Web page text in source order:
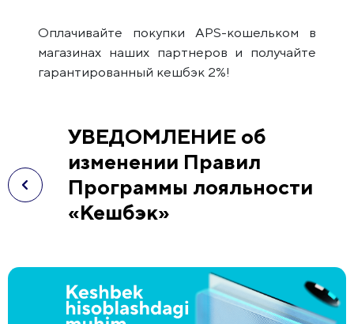
Оплачивайте покупки APS-кошельком в
магазинах наших партнеров и получайте
гарантированный кешбэк 2%!
УВЕДОМЛЕНИЕ об
изменении Правил
Программы лояльности
«Кешбэк»